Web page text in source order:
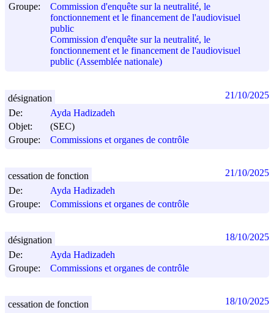
Groupe:
Commission d'enquête sur la neutralité, le
fonctionnement et le financement de l'audiovisuel
public
Commission d'enquête sur la neutralité, le
fonctionnement et le financement de l'audiovisuel
public (Assemblée nationale)
De:
Ayda Hadizadeh
Objet:
(SEC)
Groupe:
Commissions et organes de contrôle
désignation 21/10/2025
De:
Ayda Hadizadeh
Groupe:
Commissions et organes de contrôle
cessation de fonction 21/10/2025
De:
Ayda Hadizadeh
Groupe:
Commissions et organes de contrôle
désignation 18/10/2025
cessation de fonction 18/10/2025